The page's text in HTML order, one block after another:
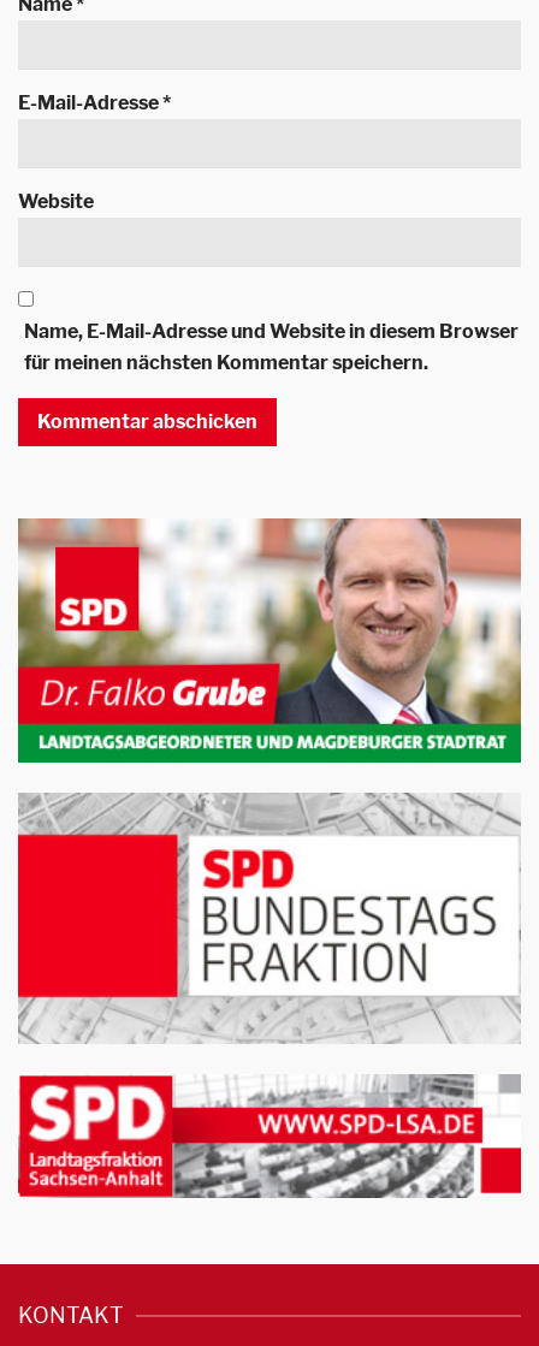
E-Mail-Adresse*
Website
Name, E-Mail-Adresse und Website in diesem Browser
für meinen nächsten Kommentar speichern.
KONTAKT